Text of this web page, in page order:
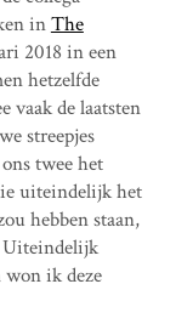
inThe
2018 in een
hetzelfde
vaak de laatsten
streepjes
twee het
uiteindelijk het
hebben staan,
Uiteindelijk
ik deze